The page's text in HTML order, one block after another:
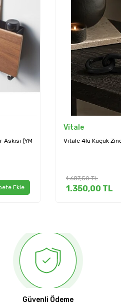
Ekle
Vitale
Vitale Modern
1.226,40 TL
Güvenli Ödeme